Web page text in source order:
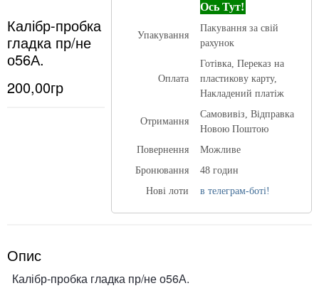
Калібр-пробка
гладка пр/не
о56А.
200,00гр
Ось Тут!
Упакування
Пакування за свій
рахунок
Оплата
Готівка, Переказ на
пластикову карту,
Накладений платіж
Отримання
Самовивіз, Відправка
Новою Поштою
Повернення
Можливе
Бронювання
48 годин
Нові лоти
в телеграм-боті!
Опис
Калібр-пробка гладка пр/не о56А.